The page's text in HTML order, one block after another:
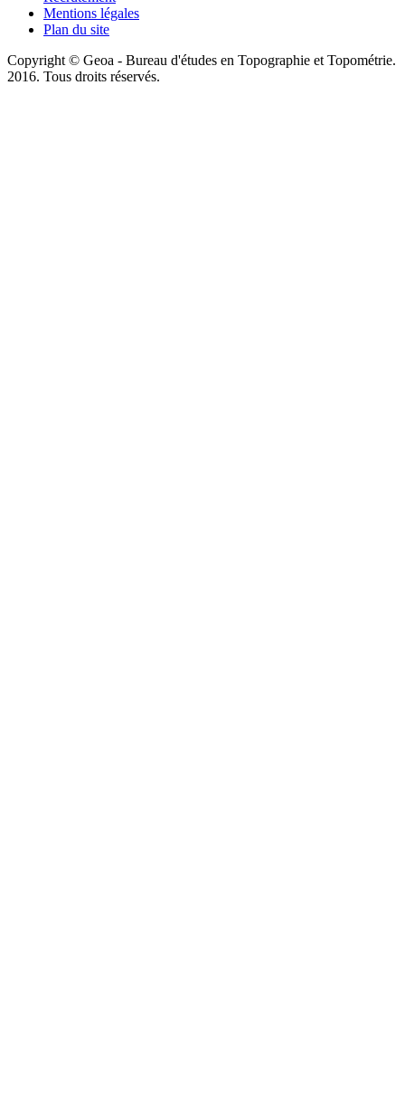
Mentions légales
Plan du site
Copyright © Geoa - Bureau d'études en Topographie et Topométrie.
2016. Tous droits réservés.